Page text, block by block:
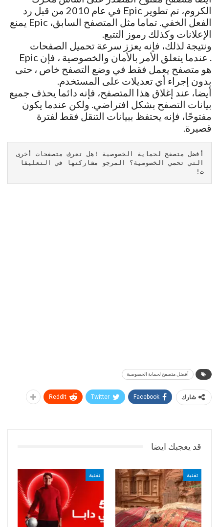
الكروم، تم تطوير Epic في عام 2010 من قبل رد
الفعل الخفي. تماما مثل المتصفح السابق، Epic يمنع
الإعلانات وكذلك رموز التتبع.
ونتيجة لذلك، فإنه يعزز سرعة تحميل الصفحات
. عندما يتعلق الأمر بالأمان والخصوصية ، فإن Epic
هو متصفح يعمل فقط في وضع التصفح خاص ، حتى
بدون إجراء أي تعديلات على المستخدم.
أيضا، عند إغلاق هذا المتصفح، فإنه دائما يحذف جميع
بيانات التصفح بشكل افتراضي. ولكن عندما يكون
مفتوحًا، فإنه يحتفظ ببيانات التنقل فقط لفترة
قصيرة.
التي تحمي الخصوصية؟ المرجو مشاركتها في التعليقا
ت!
أفضل متصفح لحماية الخصوصية
شارك Facebook
Twitter
ReddIt
قد يعجبك ايضا
تقنية تقنية